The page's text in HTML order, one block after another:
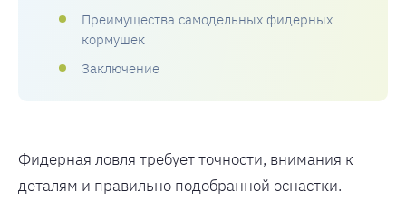
Преимущества самодельных фидерных
кормушек
Заключение
Фидерная ловля требует точности, внимания к
деталям и правильно подобранной оснастки.